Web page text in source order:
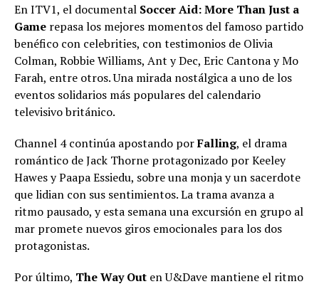
En ITV1, el documental Soccer Aid: More Than Just a
Game repasa los mejores momentos del famoso partido
benéfico con celebrities, con testimonios de Olivia
Colman, Robbie Williams, Ant y Dec, Eric Cantona y Mo
Farah, entre otros. Una mirada nostálgica a uno de los
eventos solidarios más populares del calendario
televisivo británico.
Channel 4 continúa apostando porFalling, el drama
romántico de Jack Thorne protagonizado por Keeley
Hawes y Paapa Essiedu, sobre una monja y un sacerdote
que lidian con sus sentimientos. La trama avanza a
ritmo pausado, y esta semana una excursión en grupo al
mar promete nuevos giros emocionales para los dos
protagonistas.
Por último, The Way Out en U&Dave mantiene el ritmo